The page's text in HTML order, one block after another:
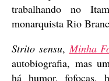
trabalhando no
monarquista Rio
Strito sensu, Minha
autobiografia, mas
há humor, fofocas,